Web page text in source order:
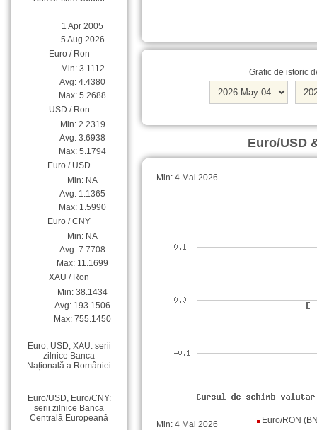
Grafic de istoric
Euro/USD
Min: 4 Mai 2026
Min: 4 Mai 2026 Euro/RON
1 Apr 2005
5 Aug 2026
Euro / Ron
Min: 3.1112
Avg: 4.4380
Max: 5.2688
USD / Ron
Min: 2.2319
Avg: 3.6938
Max: 5.1794
Euro / USD
Min: NA
Avg: 1.1365
Max: 1.5990
Euro / CNY
Min: NA
Avg: 7.7708
Max: 11.1699
XAU / Ron
Min: 38.1434
Avg: 193.1506
Max: 755.1450
Euro, USD, XAU: serii
zilnice Banca
Națională a României
Euro/USD, Euro/CNY:
serii zilnice Banca
Centrală Europeană